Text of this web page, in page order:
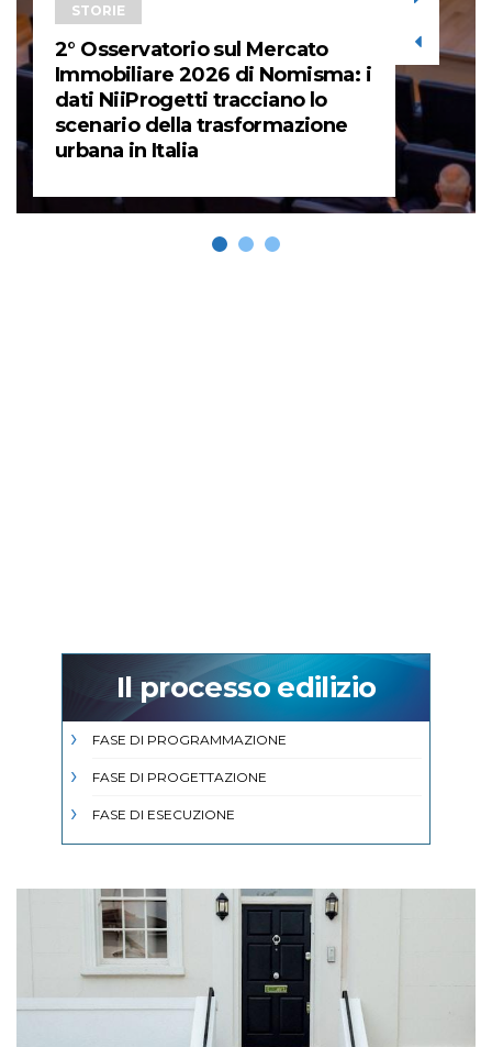
STORIE
2° Osservatorio sul Mercato
Immobiliare 2026 di Nomisma: i
dati NiiProgetti tracciano lo
scenario della trasformazione
urbana in Italia
Il processo edilizio
FASE DI PROGRAMMAZIONE
FASE DI PROGETTAZIONE
FASE DI ESECUZIONE